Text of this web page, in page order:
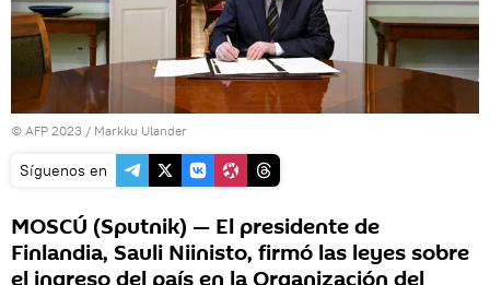
© AFP 2023 / Markku Ulander
Síguenos en
MOSCÚ (Sputnik) — El presidente de
Finlandia, Sauli Niinisto, firmó las leyes sobre